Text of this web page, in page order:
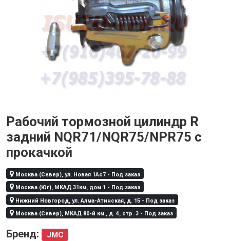
Рабочий тормозной цилиндр R
задний NQR71/NQR75/NPR75 с
прокачкой
Москва (Север), ул. Новая 1Ас7 - Под заказ
Москва (Юг), МКАД 31км, дом 1 - Под заказ
Нижний Новгород, ул. Алма-Атинская, д. 15 - Под заказ
Москва (Север), МКАД 80-й км., д. 4, стр. 3 - Под заказ
Бренд: JMC